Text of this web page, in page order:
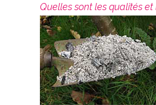
Quelles sont les qualités